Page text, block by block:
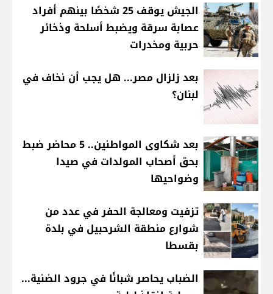
الجيش يوقف 25 شخصًا بينهم أفراد
عصابة سرقة ويضبط أسلحة وذخائر
حربية ومخدرات
بعد زلزال مصر... هل يجب أن نخاف في
لبنان؟
بعد شكاوى المواطنين.. 5 محاضر ضبط
بحق أصحاب المولدات في صيدا
وضواحيها
تزفيت ومعالجة الحفر في عدد من
شوارع منطقة الشرحبيل في بلدة
بقسطا
الضباب يحاصر شبانًا في جرود الضنية...